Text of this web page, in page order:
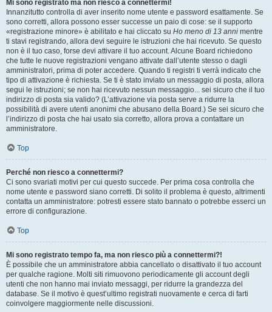
Mi sono registrato ma non riesco a connettermi!
Innanzitutto controlla di aver inserito nome utente e password esattamente. Se
sono corretti, allora possono esser successe un paio di cose: se il supporto
«registrazione minore» è abilitato e hai cliccato su Ho meno di 13 anni mentre
ti stavi registrando, allora devi seguire le istruzioni che hai ricevuto. Se questo
non è il tuo caso, forse devi attivare il tuo account. Alcune Board richiedono
che tutte le nuove registrazioni vengano attivate dall’utente stesso o dagli
amministratori, prima di poter accedere. Quando ti registri ti verrà indicato che
tipo di attivazione è richiesta. Se ti è stato inviato un messaggio di posta, allora
segui le istruzioni; se non hai ricevuto nessun messaggio... sei sicuro che il tuo
indirizzo di posta sia valido? (L’attivazione via posta serve a ridurre la
possibilità di avere utenti anonimi che abusano della Board.) Se sei sicuro che
l’indirizzo di posta che hai usato sia corretto, allora prova a contattare un
amministratore.
Top
Perché non riesco a connettermi?
Ci sono svariati motivi per cui questo succede. Per prima cosa controlla che
nome utente e password siano corretti. Di solito il problema è questo, altrimenti
contatta un amministratore: potresti essere stato bannato o potrebbe esserci un
errore di configurazione.
Top
Mi sono registrato tempo fa, ma non riesco più a connettermi?!
È possibile che un amministratore abbia cancellato o disattivato il tuo account
per qualche ragione. Molti siti rimuovono periodicamente gli account degli
utenti che non hanno mai inviato messaggi, per ridurre la grandezza del
database. Se il motivo è quest’ultimo registrati nuovamente e cerca di farti
coinvolgere maggiormente nelle discussioni.